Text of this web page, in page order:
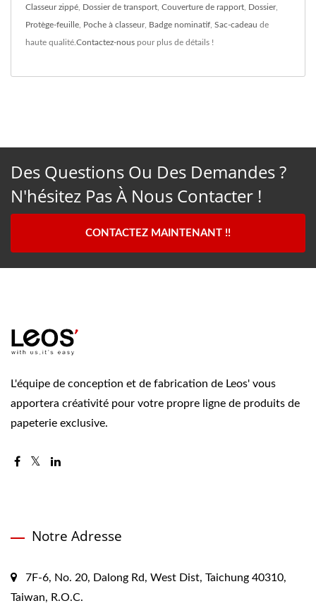
Classeur zippé Dossier de transport Couverture de rapport Dossier,
Protège-feuille Poche à classeur, Badge nominatif Sac-cadeau de
haute qualité. Contactez-nous pour plus de détails !
Des Questions Ou Des Demandes ?
N'hésitez Pas À Nous Contacter !
CONTACTEZ MAINTENANT !!
L'équipe de conception et de fabrication de Leos' vous
apportera créativité pour votre propre ligne de produits de
papeterie exclusive.
Notre Adresse
7F-6, No. 20, Dalong Rd, West Dist, Taichung 40310,
Taiwan, R.O.C.